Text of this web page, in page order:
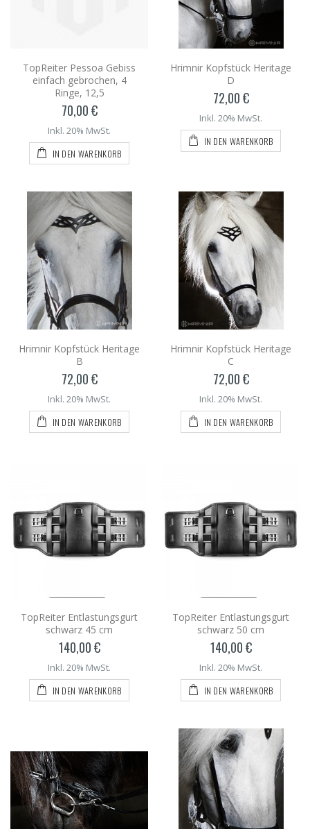
TopReiter Pessoa Gebiss
einfach gebrochen, 4
Ringe, 12,5
70,00 €
Inkl. 20% MwSt.
IN DEN WARENKORB
Hrimnir Kopfstück Heritage
D
72,00 €
Inkl. 20% MwSt.
IN DEN WARENKORB
Hrimnir Kopfstück Heritage
B
72,00 €
Inkl. 20% MwSt.
IN DEN WARENKORB
Hrimnir Kopfstück Heritage
C
72,00 €
Inkl. 20% MwSt.
IN DEN WARENKORB
TopReiter Entlastungsgurt
schwarz 45 cm
140,00 €
Inkl. 20% MwSt.
IN DEN WARENKORB
TopReiter Entlastungsgurt
schwarz 50 cm
140,00 €
Inkl. 20% MwSt.
IN DEN WARENKORB